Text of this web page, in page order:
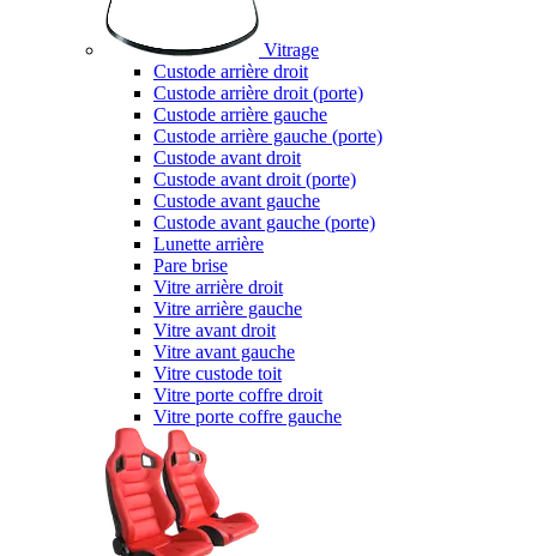
Vitrage
Custode arrière droit
Custode arrière droit (porte)
Custode arrière gauche
Custode arrière gauche (porte)
Custode avant droit
Custode avant droit (porte)
Custode avant gauche
Custode avant gauche (porte)
Lunette arrière
Pare brise
Vitre arrière droit
Vitre arrière gauche
Vitre avant droit
Vitre avant gauche
Vitre custode toit
Vitre porte coffre droit
Vitre porte coffre gauche